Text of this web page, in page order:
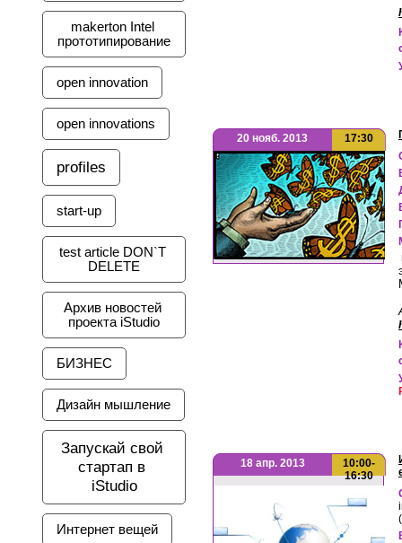
makerton Intel
прототипирование
open innovation
open innovations
profiles
start-up
test article DON`T
DELETE
Архив новостей
проекта iStudio
БИЗНЕС
Дизайн мышление
Запускай свой
стартап в
iStudio
Интернет вещей
20 нояб. 2013 17:30
18 апр. 2013
10:00-
16:30